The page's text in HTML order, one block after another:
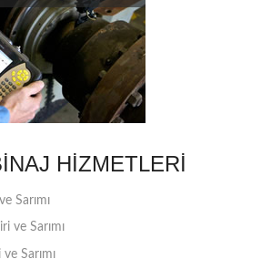
HIZMETLERI
Sarımı
ve Sarımı
Sarımı